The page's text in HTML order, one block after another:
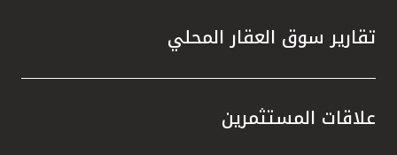
تقارير سوق العقار المحلي
علاقات المستثمرين